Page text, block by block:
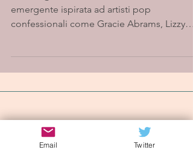
emergente ispirata ad artisti pop
confessionali come Gracie Abrams, Lizzy
Iscriviti alla mailing list
Email Twitter